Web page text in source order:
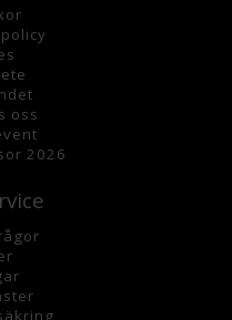
oss
2026